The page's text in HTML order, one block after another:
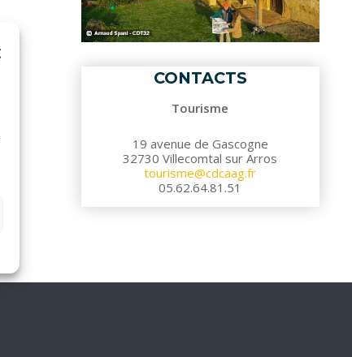
B
O
CONTACTS
Tourisme
19 avenue de Gascogne
32730 Villecomtal sur Arros
tourisme@cdcaag.fr
05.62.64.81.51